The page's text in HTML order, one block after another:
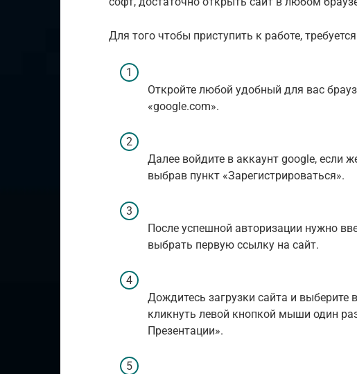
Для того чтобы приступить к работе,
Откройте любой удобный для вас
«google.com».
Далее войдите в аккаунт google, если
выбрав пункт «Зарегистрироваться».
После успешной авторизации нужно
выбрать первую ссылку на сайт.
Дождитесь загрузки сайта и
кликнуть левой кнопкой мыши один
Презентации».